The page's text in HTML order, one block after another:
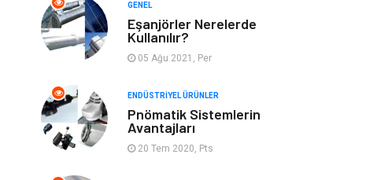
Ürünler
Aksesuar Bahçe Ev
Ambalaj Finans & Ekonomi
Markalar Nakliyat
GENEL
Eşanjörler Nerelerde
Kullanılır?
05 Ağu 2021, Per
ENDÜSTRIYEL ÜRÜNLER
Pnömatik Sistemlerin
Avantajları
20 Tem 2020, Pts